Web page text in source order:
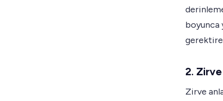
boyunca
2. Zirve
Zirve